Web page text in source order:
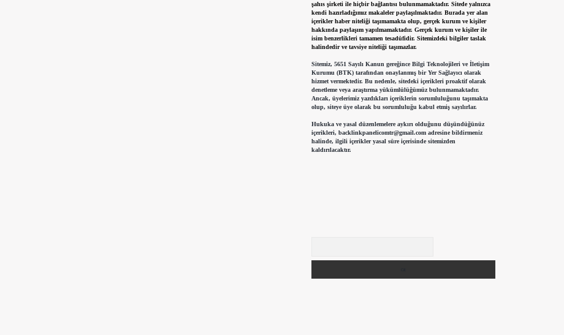
şahıs şirketi ile hiçbir bağlantısı bulunmamaktadır. Sitede yalnızca
kendi hazırladığımız makaleler paylaşılmaktadır. Burada yer alan
içerikler haber niteliği taşımamakta olup, gerçek kurum ve kişiler
hakkında paylaşım yapılmamaktadır. Gerçek kurum ve kişiler ile
isim benzerlikleri tamamen tesadüfidir. Sitemizdeki bilgiler taslak
halindedir ve tavsiye niteliği taşımazlar.
Sitemiz, 5651 Sayılı Kanun gereğince Bilgi Teknolojileri ve İletişim
Kurumu (BTK) tarafından onaylanmış bir Yer Sağlayıcı olarak
hizmet vermektedir. Bu nedenle, sitedeki içerikleri proaktif olarak
denetleme veya araştırma yükümlülüğümüz bulunmamaktadır.
Ancak, üyelerimiz yazdıkları içeriklerin sorumluluğunu taşımakta
olup, siteye üye olarak bu sorumluluğu kabul etmiş sayılırlar.
Hukuka ve yasal düzenlemelere aykırı olduğunu düşündüğünüz
içerikleri, backlinkpanelicomtr@gmail.comadresine bildirmeniz
halinde, ilgili içerikler yasal süre içerisinde sitemizden
kaldırılacaktır.